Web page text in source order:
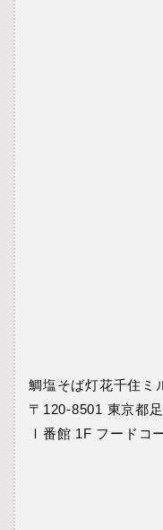
鯛塩そば灯花千住ミ
〒120-8501 東京都
Ⅰ番館 1F フードコ